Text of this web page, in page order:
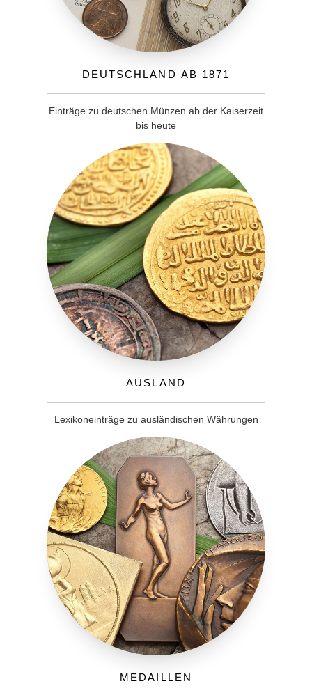
Deutschland ab 1871
Einträge zu deutschen Münzen ab der Kaiserzeit
bis heute
Ausland
Lexikoneinträge zu ausländischen Währungen
Medaillen